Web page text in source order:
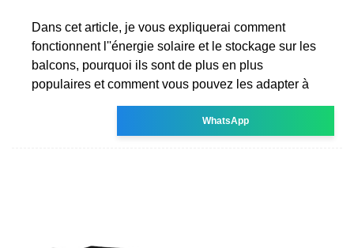
Dans cet article, je vous expliquerai comment
fonctionnent l''énergie solaire et le stockage sur les
balcons, pourquoi ils sont de plus en plus
populaires et comment vous pouvez les adapter à
WhatsApp